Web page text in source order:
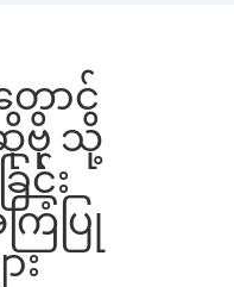
ောင်
ဗို သို့
င်း
ပြု
း